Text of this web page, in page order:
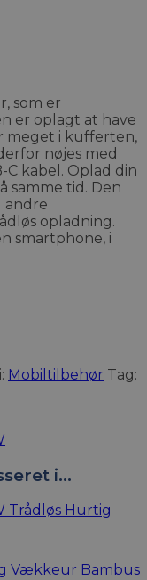
som er
er oplagt at have
meget i kufferten,
nøjes med
kabel. Oplad din
samme tid. Den
andre
opladning.
smartphone, i
Mobiltilbehør Tag:
i…
Trådløs Hurtig
Bambus